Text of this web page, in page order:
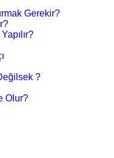
Gerekir?
?
Olur?